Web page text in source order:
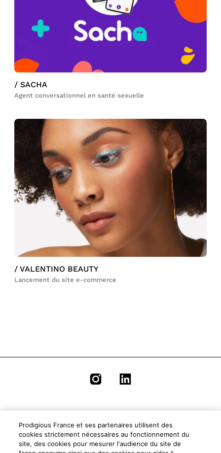
/ SACHA
Agent conversationnel en santé sexuelle
/ VALENTINO BEAUTY
Lancement du site e-commerce
Mentions légales
Conditions générales d'utilisation
Prodigious France et ses partenaires utilisent des
cookies strictement nécessaires au fonctionnement du
site, des cookies pour mesurer l'audience du site de